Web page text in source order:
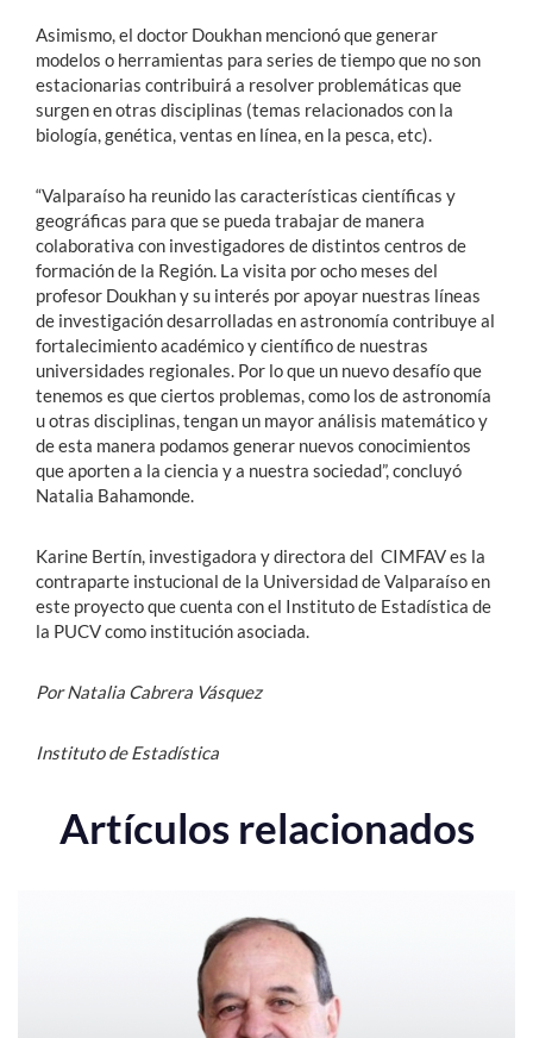
Asimismo, el doctor Doukhan mencionó que generar
modelos o herramientas para series de tiempo que no son
estacionarias contribuirá a resolver problemáticas que
surgen en otras disciplinas (temas relacionados con la
biología, genética, ventas en línea, en la pesca, etc).
“Valparaíso ha reunido las características científicas y
geográficas para que se pueda trabajar de manera
colaborativa con investigadores de distintos centros de
formación de la Región. La visita por ocho meses del
profesor Doukhan y su interés por apoyar nuestras líneas
de investigación desarrolladas en astronomía contribuye al
fortalecimiento académico y científico de nuestras
universidades regionales. Por lo que un nuevo desafío que
tenemos es que ciertos problemas, como los de astronomía
u otras disciplinas, tengan un mayor análisis matemático y
de esta manera podamos generar nuevos conocimientos
que aporten a la ciencia y a nuestra sociedad”, concluyó
Natalia Bahamonde.
Karine Bertín, investigadora y directora del CIMFAV es la
contraparte instucional de la Universidad de Valparaíso en
este proyecto que cuenta con el Instituto de Estadística de
la PUCV como institución asociada.
Por Natalia Cabrera Vásquez
Instituto de Estadística
Artículos relacionados